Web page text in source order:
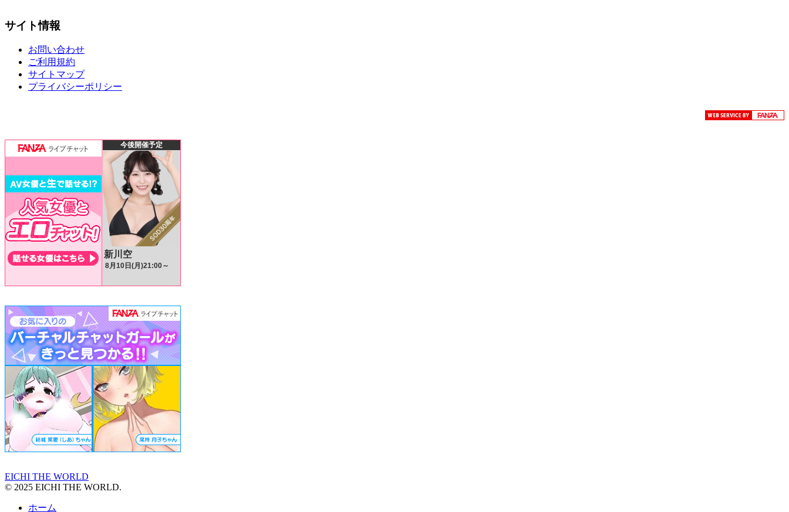
サイト情報
お問い合わせ
ご利用規約
サイトマップ
プライバシーポリシー
EICHI THE WORLD
© 2025 EICHI THE WORLD.
ホーム